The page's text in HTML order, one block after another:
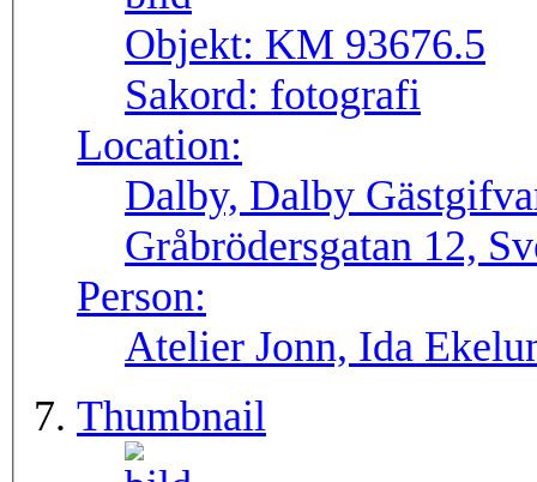
Objekt: KM 93676.5
Sakord: fotografi
Location:
Dalby, Dalby
Gråbrödersgatan 12,
Person:
Atelier Jonn, Ida
Thumbnail